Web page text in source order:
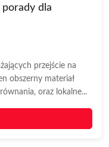
dla
przejście na
obszerny materiał
oraz lokalne...